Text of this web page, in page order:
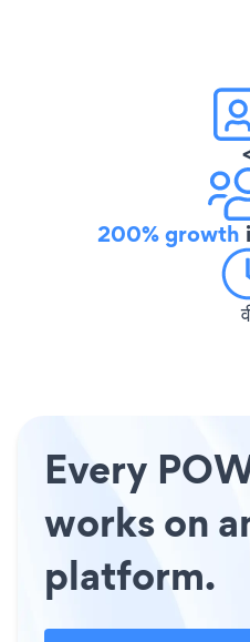
200% growth
Every
works on
platform.